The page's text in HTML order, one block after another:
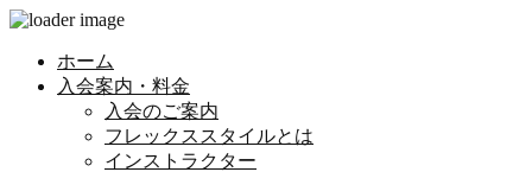
ホーム
入会案内・料金
入会のご案内
フレックススタイルとは
インストラクター